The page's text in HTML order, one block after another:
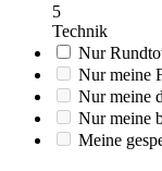
5
Technik
Nur
Nur meine
Nur meine
Nur meine
Meine